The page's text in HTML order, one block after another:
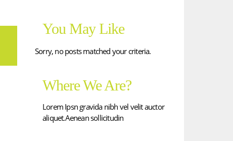
You May Like
Sorry, no posts matched your criteria.
Where We Are?
Lorem Ipsn gravida nibh vel velit auctor
aliquet.Aenean sollicitudin